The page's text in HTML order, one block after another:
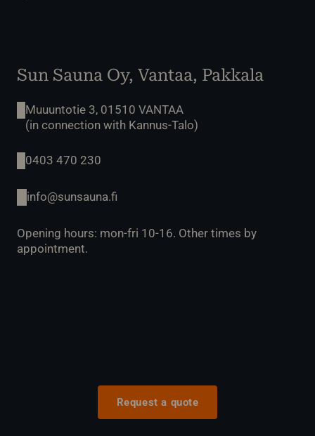
Sun Sauna Oy, Vantaa, Pakkala
Muuuntotie 3, 01510 VANTAA
(in connection with Kannus-Talo)
0403 470 230
info@sunsauna.fi
Opening hours: mon-fri 10-16. Other times by
appointment.
Request a quote